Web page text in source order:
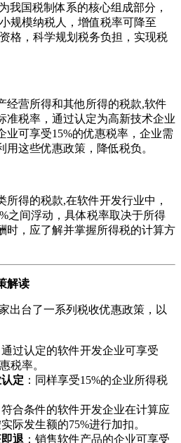
我国税制体系的核心组成部分，
规模纳税人，增值税率可降至
格，科学规划税务负担，实现税
经营所得和其他所得的税款,软件
准税率，通过认定为高新技术企业
业可享受15%的优惠税率，企业需
这些优惠政策，降低税负。
得的税款,在软件开发行业中，
之间浮动，具体税率取决于所得
时，应了解并掌握所得税的计算方
解读
出台了一系列税收优惠政策，以
通过认定的软件开发企业可享受
税率。
定 ：同样享受15%的企业所得税
合条件的软件开发企业在计算应
际发生额的75%进行加扣。
退 ：销售软件产品的企业可享受